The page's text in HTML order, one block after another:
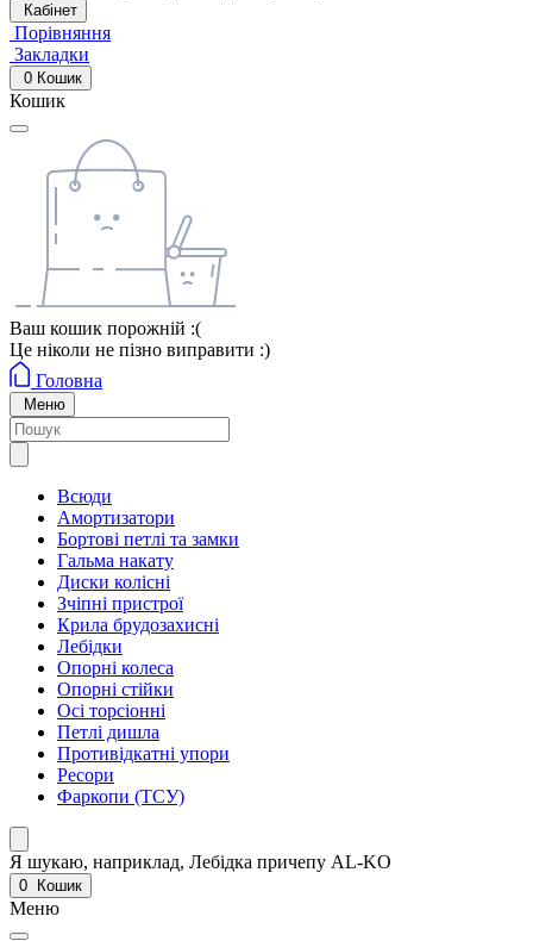
Кабінет
Порівняння
Закладки
0 Кошик
Кошик
Ваш кошик порожній :(
Це ніколи не пізно виправити :)
Головна
Меню
Всюди
Амортизатори
Бортові петлі та замки
Гальма накату
Диски колісні
Зчіпні пристрої
Крила брудозахисні
Лебідки
Опорні колеса
Опорні стійки
Осі торсіонні
Петлі дишла
Противідкатні упори
Ресори
Фаркопи (ТСУ)
Я шукаю, наприклад, Лебідка причепу AL-KO
0 Кошик
Меню